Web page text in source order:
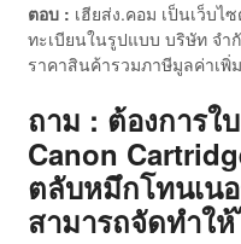
ตอบ : เฮียส่ง.คอม เป็นเว็บ
ทะเบียนในรูปแบบ บริษัท จำ
ราคาสินค้ารวมภาษีมูลค่าเพิ่
ถาม : ต้องการใ
Canon
ตลับหมึกโทนเน
สามารถจัดทำใ